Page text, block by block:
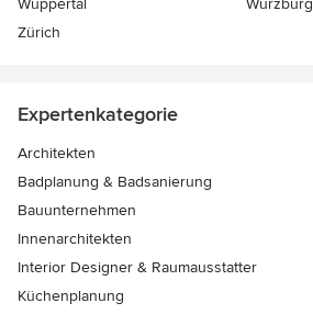
Wuppertal
Würzburg
Zürich
Expertenkategorie
Architekten
Badplanung & Badsanierung
Bauunternehmen
Innenarchitekten
Interior Designer & Raumausstatter
Küchenplanung